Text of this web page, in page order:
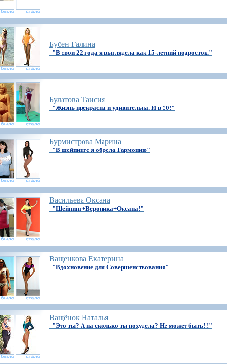
Бубен Галина
"В свои 22 года я выглядела как 15-летний подросток."
Булатова Таисия
"Жизнь прекрасна и удивительна. И в 50!"
Бурмистрова Марина
"В шейпинге я обрела Гармонию"
Васильева Оксана
"Шейпинг+Вероника+Оксана!"
Ващенкова Екатерина
"Вдохновение для Совершенствования"
Ващёнок Наталья
"Это ты? А на сколько ты похудела? Не может быть!!!"